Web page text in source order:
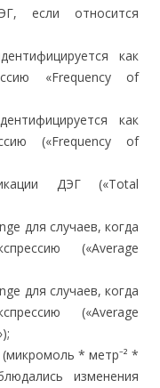
если относится
как
«Frequency of
как
(«Frequency of
ДЭГ («Total
для случаев, когда
(«Average
для случаев, когда
(«Average
* метр⁻² *
изменения